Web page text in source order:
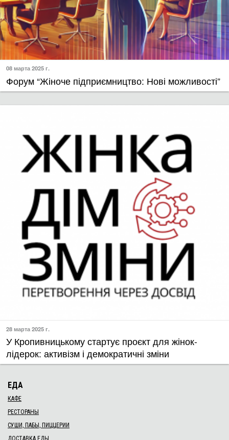
08 марта 2025 г.
Форум “Жіноче підприємництво: Нові можливості”
28 марта 2025 г.
У Кропивницькому стартує проєкт для жінок-
лідерок: активізм і демократичні зміни
ЕДА
КАФЕ
РЕСТОРАНЫ
СУШИ, ПАБЫ, ПИЦЦЕРИИ
ДОСТАВКА ЕДЫ